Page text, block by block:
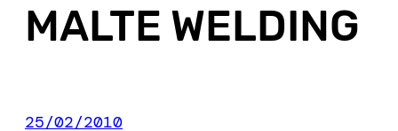
MALTE WELDING
25/02/2010